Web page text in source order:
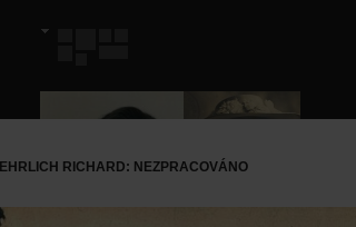
EHRLICH RICHARD: NEZPRACOVÁNO